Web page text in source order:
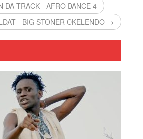
DA TRACK - AFRO DANCE 4
- BIG STONER OKELENDO →